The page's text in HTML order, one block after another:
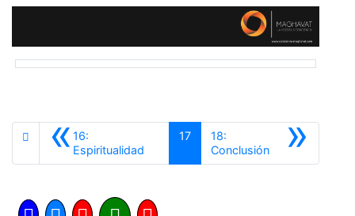
«16:
Espiritualidad
17 »
18:
ConclusiónSiguiente